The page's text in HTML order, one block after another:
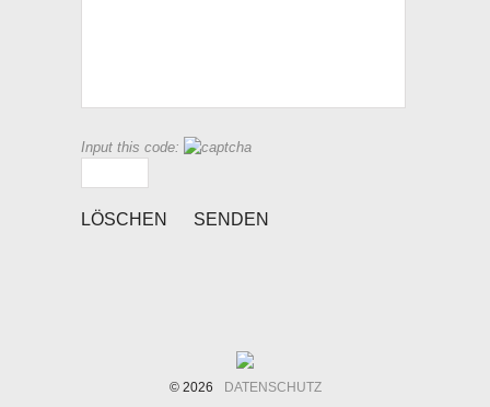
Input this code:
© 2026 DATENSCHUTZ